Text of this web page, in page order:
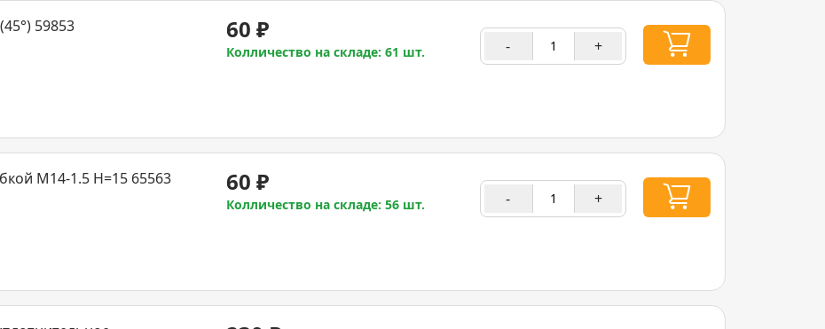
59853
60 ₽
Колличество на складе: 61 шт. - +
M14-1.5 H=15 65563
60 ₽
Колличество на складе: 56 шт. - +